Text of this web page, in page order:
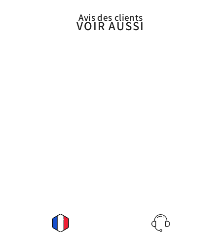
Avis des clients
VOIR AUSSI